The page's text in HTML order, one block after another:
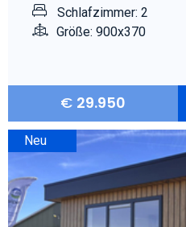
Schlafzimmer: 2
Größe: 900x370
€ 29.950
Neu